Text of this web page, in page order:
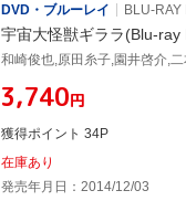
DVD・ブルーレイ
BLU-RAY
宇宙大怪獣ギララ(Blu-ray
¥3,740円
獲得ポイント 34P
在庫あり
発売年月日：2014/12/03